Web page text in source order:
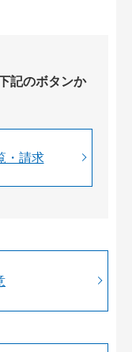
記のボタンか
・請求